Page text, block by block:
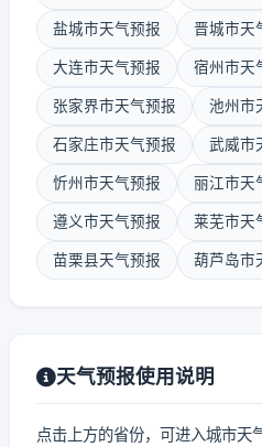
盐城市天气预报 晋城市天
大连市天气预报 宿州市天
张家界市天气预报 池州市
石家庄市天气预报 武威市
忻州市天气预报 丽江市天
遵义市天气预报 莱芜市天
苗栗县天气预报 葫芦岛市
天气预报使用说明
点击上方的省份，可进入城市天